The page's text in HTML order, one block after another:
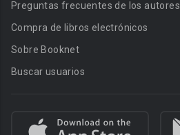
Preguntas frecuentes de los autores
Compra de libros electrónicos
Sobre Booknet
Buscar usuarios